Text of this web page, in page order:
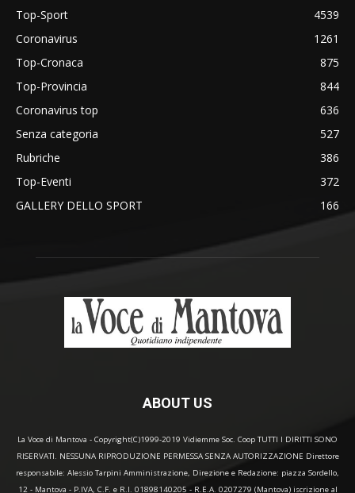
Top-Sport
4539
Coronavirus
1261
Top-Cronaca
875
Top-Provincia
844
Coronavirus top
636
Senza categoria
527
Rubriche
386
Top-Eventi
372
GALLERY DELLO SPORT
166
ABOUT US
La Voce di Mantova - Copyright(C)1999-2019 Vidiemme Soc. Coop TUTTI I DIRITTI SONO
RISERVATI. NESSUNA RIPRODUZIONE PERMESSA SENZA AUTORIZZAZIONE Direttore
responsabile: Alessio Tarpini Amministrazione, Direzione e Redazione: piazza Sordello,
12 - Mantova - P.IVA, C.F. e R.I. 01898140205 - R.E.A. 0207279 (Mantova) iscrizione al